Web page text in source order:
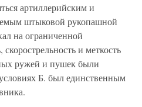
артиллерийским и
штыковой рукопашной
на ограниченной
и меткость
ружей и пушек были
Б. был единственным